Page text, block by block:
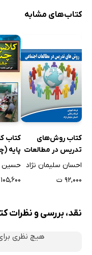
خلاصه این سند
کتاب‌های مشابه
کتاب روش‌های
تدریس در مطالعات
اجتماعی
احسان سلیمان نژاد
۹۲,۰۰۰ ت
کتاب
پایه
فرصت)
حسین
۱۰۵,۶۰۰ ت
نقد، بررسی و نظرات
هیچ نظری